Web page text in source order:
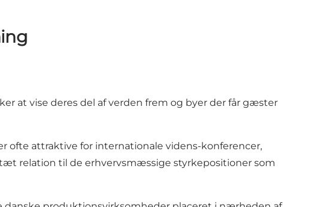
at vise deres del af verden frem og byer der får gæster
ofte attraktive for internationale videns-konferencer,
relation til de erhvervsmæssige styrkepositioner som